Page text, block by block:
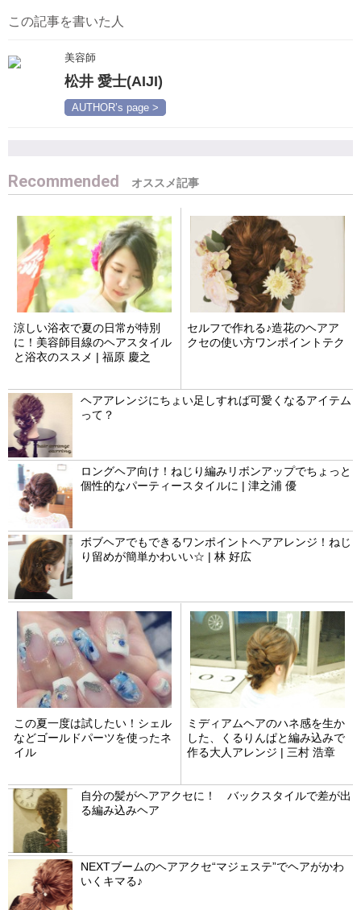
この記事を書いた人
美容師
松井 愛士(AIJI)
AUTHOR’s page >
Recommended
涼しい浴衣で夏の日常が特別
に！美容師目線のヘアスタイル
と浴衣のススメ | 福原 慶之
セルフで作れる♪造花のヘアア
クセの使い方ワンポイントテク
ヘアアレンジにちょい足しすれば可愛くなるアイテム
って？
ロングヘア向け！ねじり編みリボンアップでちょっと
個性的なパーティースタイルに | 津之浦 優
ボブヘアでもできるワンポイントヘアアレンジ！ねじ
り留めが簡単かわいい☆ | 林 好広
この夏一度は試したい！シェル
などゴールドパーツを使ったネ
イル
ミディアムヘアのハネ感を生か
した、くるりんぱと編み込みで
作る大人アレンジ | 三村 浩章
自分の髪がヘアアクセに！ バックスタイルで差が出
る編み込みヘア
NEXTブームのヘアアクセ“マジェステ”でヘアがかわ
いくキマる♪